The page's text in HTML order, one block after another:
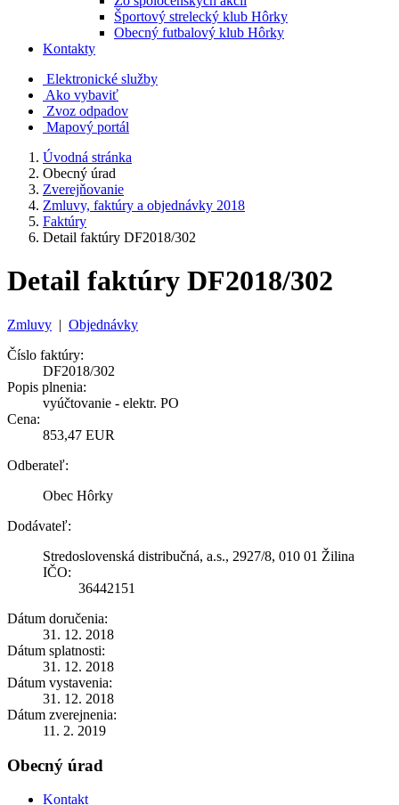
Športový strelecký klub Hôrky
Obecný futbalový klub Hôrky
Kontakty
Elektronické služby
Ako vybaviť
Zvoz odpadov
Mapový portál
Úvodná stránka
Obecný úrad
Zverejňovanie
Zmluvy, faktúry a objednávky 2018
Faktúry
Detail faktúry DF2018/302
Detail faktúry DF2018/302
Zmluvy | Objednávky
Číslo faktúry:
DF2018/302
Popis plnenia:
vyúčtovanie - elektr. PO
Cena:
853,47 EUR
Odberateľ:
Obec Hôrky
Dodávateľ:
Stredoslovenská distribučná, a.s., 2927/8, 010 01 Žilina
IČO:
36442151
Dátum doručenia:
31. 12. 2018
Dátum splatnosti:
31. 12. 2018
Dátum vystavenia:
31. 12. 2018
Dátum zverejnenia:
11. 2. 2019
Obecný úrad
Kontakt